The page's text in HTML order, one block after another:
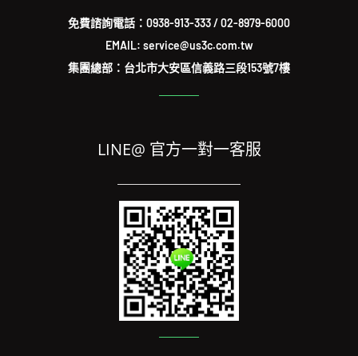
免費諮詢電話： 0938-913-333/02-8979-6000
EMAIL: service@us3c.com.tw
集團總部：台北市大安區信義路三段153號7樓
LINE@ 官方一對一客服